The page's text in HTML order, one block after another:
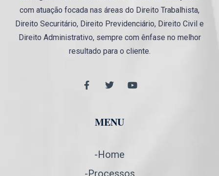
com atuação focada nas áreas do Direito Trabalhista,
Direito Securitário, Direito Previdenciário, Direito Civil e
Direito Administrativo, sempre com ênfase no melhor
resultado para o cliente.
MENU
-Home
-Processos